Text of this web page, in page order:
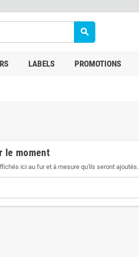
search
LABELS PROMOTIONS
le moment
ici au fur et à mesure qu'ils seront ajoutés.